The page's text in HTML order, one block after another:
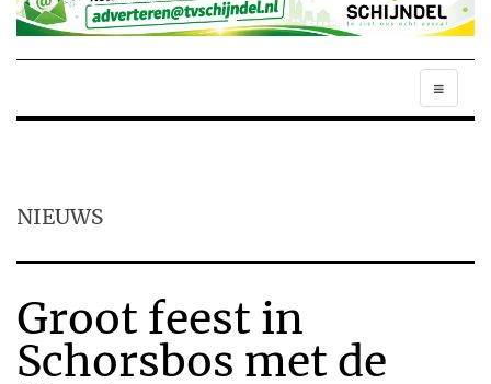
NIEUWS
Groot feest in
Schorsbos met de